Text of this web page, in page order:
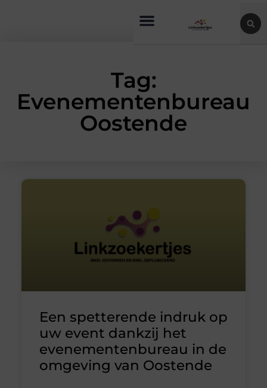
Tag:
Evenementenbureau
Oostende
Een spetterende indruk op
uw event dankzij het
evenementenbureau in de
omgeving van Oostende